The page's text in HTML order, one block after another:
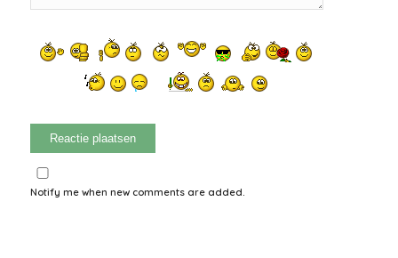
Notify me when new comments are added.